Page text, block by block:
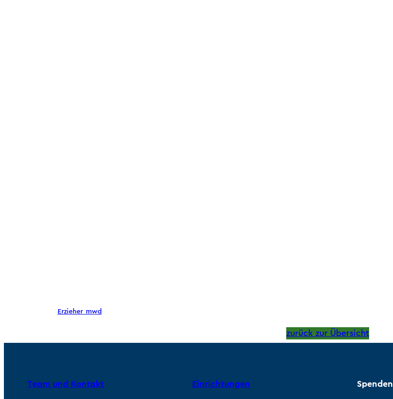
Erzieher_mwd
zurück zur Übersicht
Team und Kontakt Einrichtungen Spenden